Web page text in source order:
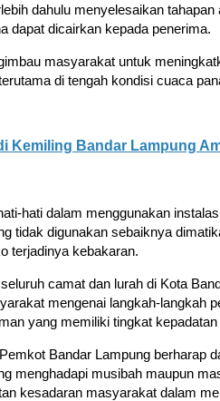
dahulu menyelesaikan tahapan
dapat dicairkan kepada penerima.
masyarakat untuk
di tengah kondisi cuaca
Kemiling Bandar Lampung
hati dalam menggunakan
tidak digunakan sebaiknya
terjadinya kebakaran.
camat dan lurah di Kota
mengenai langkah-langkah
yang memiliki tingkat kepadatan
Bandar Lampung berharap
menghadapi musibah maupun
kesadaran masyarakat dalam